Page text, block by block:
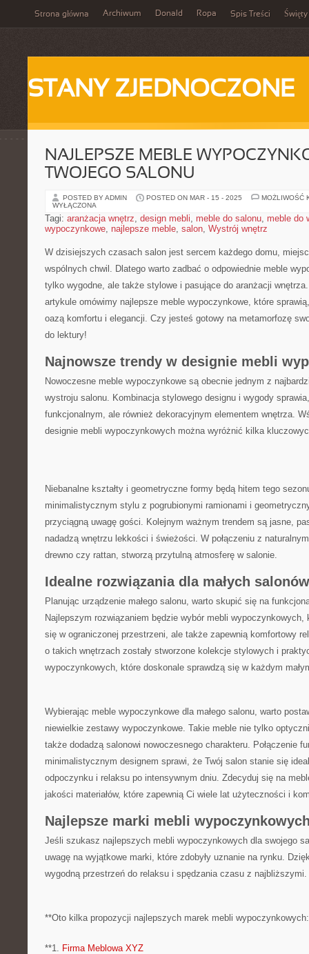
Strona główna Archiwum Donald Ropa Spis Treści Święty
STANY ZJEDNOCZONE
NAJLEPSZE MEBLE
TWOJEGO SALONU
POSTED BY ADMIN POSTED ON MAR - 15 - 2025
MOŻLIWOŚĆ
WYŁĄCZONA
Tagi: aranżacja wnętrz, design mebli, meble do salonu, meble do
wypoczynkowe, najlepsze meble, salon, Wystrój wnętrz
W dzisiejszych czasach salon jest sercem każdego domu,
wspólnych chwil. Dlatego ⁣warto zadbać o odpowiednie meble
tylko wygodne, ale także stylowe i pasujące do aranżacji
artykule omówimy najlepsze ⁢meble wypoczynkowe, które
⁣oazą komfortu ⁢i elegancji. ‍Czy jesteś ‍gotowy na metamorfozę
do lektury!
Najnowsze trendy w designie mebli
Nowoczesne meble wypoczynkowe są obecnie jednym z
wystroju salonu. Kombinacja ⁢stylowego designu i wygody
funkcjonalnym, ale również dekoracyjnym elementem⁢ wnętrza.
designie ⁢mebli wypoczynkowych można wyróżnić kilka
Niebanalne kształty i geometryczne formy będą hitem tego
minimalistycznym stylu z pogrubionymi ramionami i
przyciągną uwagę ​gości. Kolejnym ważnym trendem są jasne,
nadadzą wnętrzu lekkości i świeżości. W ‍połączeniu ‍z
drewno czy rattan, stworzą przytulną atmosferę w salonie.
Idealne rozwiązania dla małych salonów
Planując urządzenie małego salonu, ⁣warto skupić się na
Najlepszym rozwiązaniem będzie wybór mebli
się‌ w ograniczonej przestrzeni, ale także zapewnią komfortowy
o takich ⁤wnętrzach zostały stworzone kolekcje stylowych i
wypoczynkowych, które doskonale sprawdzą się w każdym
Wybierając meble wypoczynkowe dla małego salonu, ​warto
niewielkie zestawy wypoczynkowe. Takie meble nie⁤ tylko
także dodadzą salonowi nowoczesnego charakteru. Połączenie
minimalistycznym designem sprawi,⁤ że Twój salon stanie się
odpoczynku i relaksu po intensywnym ⁤dniu. Zdecyduj się na
jakości materiałów, ‍które zapewnią Ci wiele lat użyteczności i
Najlepsze marki mebli
Jeśli szukasz najlepszych mebli wypoczynkowych dla swojego
uwagę na wyjątkowe marki, ⁣które zdobyły uznanie na rynku.
wygodną przestrzeń⁤ do relaksu i spędzania czasu z najbliższymi.
**Oto kilka propozycji najlepszych marek mebli⁤
**1. Firma Meblowa XYZ